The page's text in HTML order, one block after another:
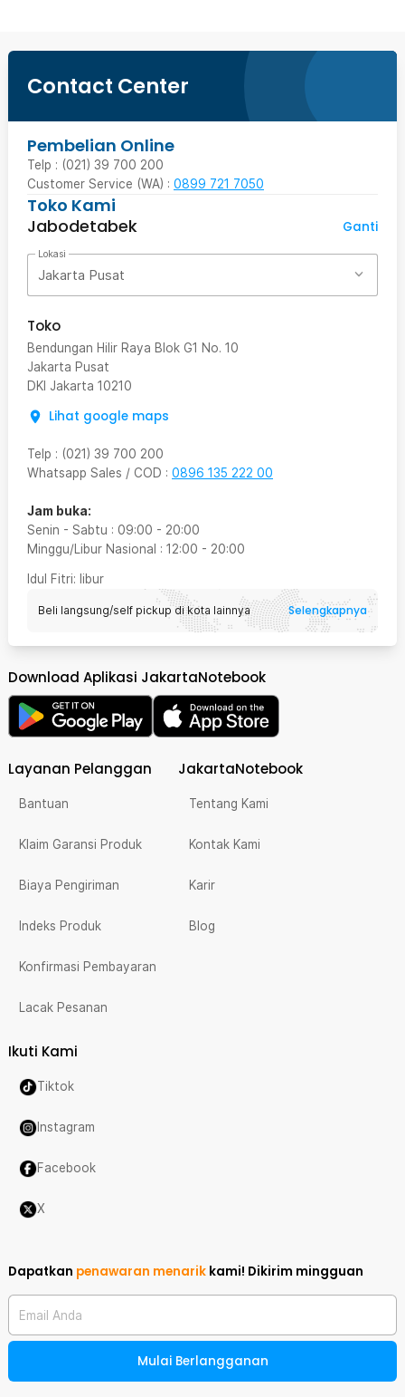
Contact Center
Pembelian Online
Telp : (021) 39 700 200
Customer Service (WA) : 0899 721 7050
Toko Kami
Jabodetabek
Ganti
Lokasi
Jakarta Pusat
Toko
Bendungan Hilir Raya Blok G1 No. 10
Jakarta Pusat
DKI Jakarta 10210
Lihat google maps
Telp : (021) 39 700 200
Whatsapp Sales / COD : 0896 135 222 00
Jam buka:
Senin - Sabtu : 09:00 - 20:00
Minggu/Libur Nasional : 12:00 - 20:00
Idul Fitri: libur
Beli langsung/self pickup di kota lainnya Selengkapnya
Download Aplikasi JakartaNotebook
Layanan Pelanggan
Bantuan
Klaim Garansi Produk
Biaya Pengiriman
Indeks Produk
Konfirmasi Pembayaran
Lacak Pesanan
JakartaNotebook
Tentang Kami
Kontak Kami
Karir
Blog
Ikuti Kami
Tiktok
Instagram
Facebook
X
Dapatkan penawaran menarik kami! Dikirim mingguan
Email Anda
Mulai Berlangganan